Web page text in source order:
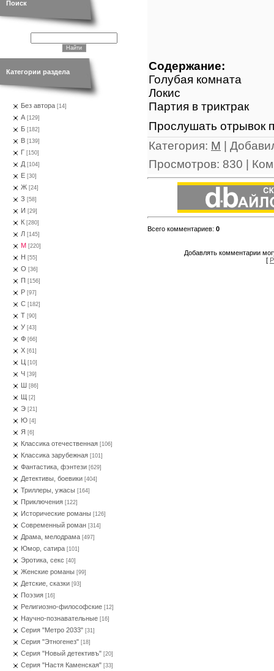
Поиск
Категории раздела
Без автора [14]
А [129]
Б [182]
В [139]
Г [150]
Д [104]
Е [30]
Ж [24]
З [58]
И [29]
К [280]
Л [145]
М [220]
Н [55]
О [36]
П [156]
Р [97]
С [182]
Т [90]
У [43]
Ф [66]
Х [61]
Ц [10]
Ч [39]
Ш [86]
Щ [2]
Э [21]
Ю [4]
Я [6]
Классика отечественная [106]
Классика зарубежная [101]
Фантастика, фэнтези [629]
Детективы, боевики [404]
Триллеры, ужасы [164]
Приключения [122]
Исторические романы [126]
Современный роман [314]
Драма, мелодрама [497]
Юмор, сатира [101]
Эротика, секс [40]
Женские романы [99]
Детские, сказки [93]
Поэзия [16]
Религиозно-философские [12]
Научно-познавательные [16]
Серия "Метро 2033" [31]
Серия "Этногенез" [18]
Серия "Новый детективъ" [20]
Серия "Настя Каменская" [33]
Содержание:
Голубая комната
Локис
Партия в триктрак
Прослушать отрывок
Категория: М |
Просмотров: 830 |
Всего комментариев: 0
Добавлять комментарии
[